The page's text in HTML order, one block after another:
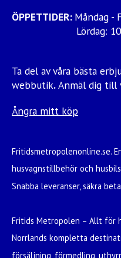
ÖPPETTIDER: Måndag -
Lördag: 10:00
Ta del av våra bästa
webbutik.Anmäl dig till
Ångra mitt köp
Fritidsmetropolenonline.se.
husvagnstillbehör och
Snabba leveranser, säkra
Fritids Metropolen – Allt för
Norrlands kompletta
försäljning, förmedling,